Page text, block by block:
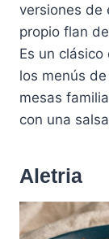
versiones de
propio flan
Es un
los menús
mesas
con una
Aletria